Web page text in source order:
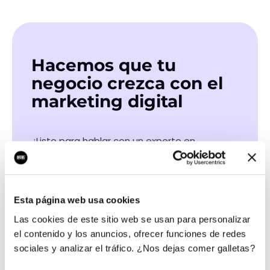
Esta página web usa cookies
Las cookies de este sitio web se usan para personalizar
el contenido y los anuncios, ofrecer funciones de redes
sociales y analizar el tráfico. ¿Nos dejas comer galletas?
Hacemos que tu
negocio crezca con el
marketing digital
¿Listo para hablar con un experto en
QUIERO LLAMAR
Las certificaciones de nuestros profesionales